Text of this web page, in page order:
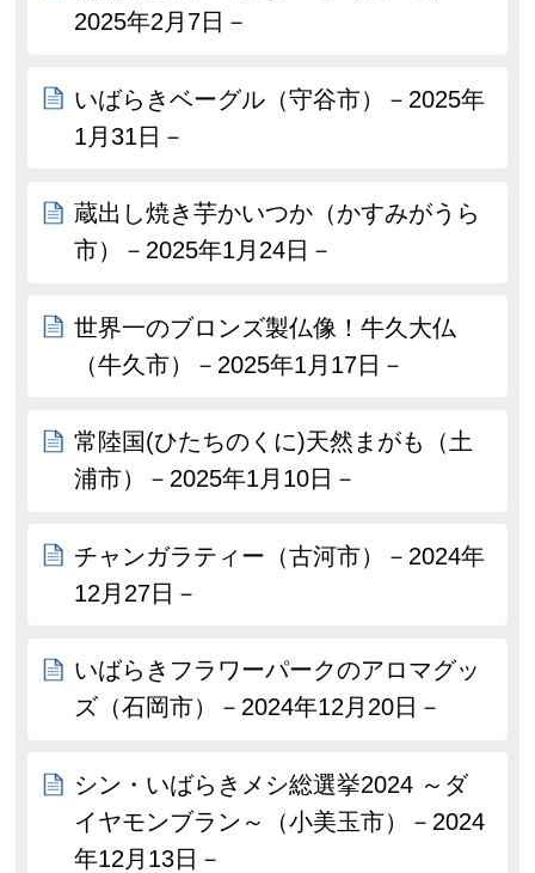
2025年2月7日－
いばらきベーグル（守谷市）－2025年
1月31日－
蔵出し焼き芋かいつか（かすみがうら
市）－2025年1月24日－
世界一のブロンズ製仏像！牛久大仏
（牛久市）－2025年1月17日－
常陸国(ひたちのくに)天然まがも（土
浦市）－2025年1月10日－
チャンガラティー（古河市）－2024年
12月27日－
いばらきフラワーパークのアロマグッ
ズ（石岡市）－2024年12月20日－
シン・いばらきメシ総選挙2024 ～ダ
イヤモンブラン～（小美玉市）－2024
年12月13日－